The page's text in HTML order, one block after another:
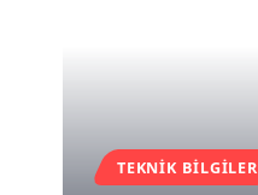
TEKNIK BILGILER